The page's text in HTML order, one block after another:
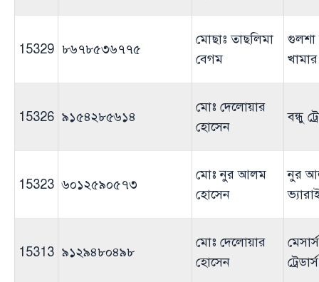
15329 ৮৬৭৮৫৩৬৭৭৫
মোছাঃ তাছলিমা
বেগম
গুলশা
খামার
15326 ৯১৫৪২৮৫৬১৪
মোঃ দেলোয়ার
হোসেন
বন্ধু
15323 ৬০১২৫৯০৫৭৩
মোঃ নুর আলম
হোসেন
নুর
15313 ৯১২৯৪৮০৪৯৮
মোঃ দেলোয়ার
হোসেন
ট্রেডার্স